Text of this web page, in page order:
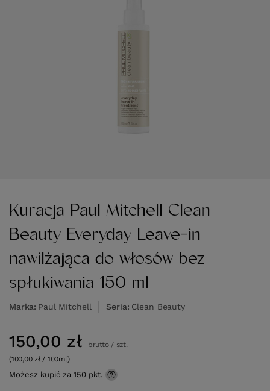
Kuracja Paul Mitchell Clean
Beauty Everyday Leave-in
nawilżająca do włosów bez
spłukiwania 150 ml
Marka Paul Mitchell Seria Clean Beauty
150,00 zł brutto/ szt.
(100,00 zł / 100ml)
Możesz kupić za 150 pkt.